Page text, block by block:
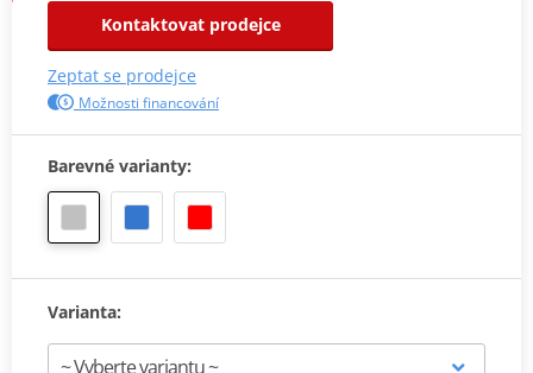
Kontaktovat prodejce
Zeptat se prodejce
Možnosti financování
Barevné varianty:
Varianta: